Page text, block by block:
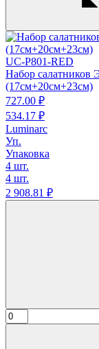
UC-P801-RED
Набор
(17см+20см+23см)
727.00 ₽
534.17 ₽
Luminarc
Уп.
Упаковка
4 шт.
4 шт.
2 908.81 ₽